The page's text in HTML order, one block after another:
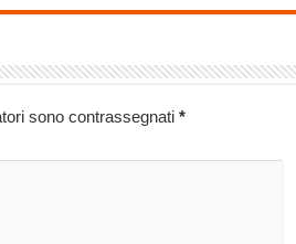
sono contrassegnati *